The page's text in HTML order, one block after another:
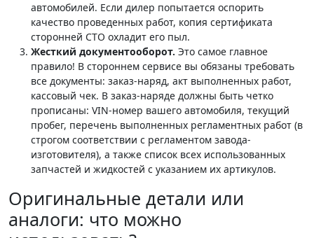
автомобилей. Если дилер попытается оспорить
качество проведенных работ, копия сертификата
сторонней СТО охладит его пыл.
Жесткий документооборот. Это самое главное
правило! В стороннем сервисе вы обязаны требовать
все документы: заказ-наряд, акт выполненных работ,
кассовый чек. В заказ-наряде должны быть четко
прописаны: VIN-номер вашего автомобиля, текущий
пробег, перечень выполненных регламентных работ (в
строгом соответствии с регламентом завода-
изготовителя), а также список всех использованных
запчастей и жидкостей с указанием их артикулов.
Оригинальные детали или
аналоги: что можно